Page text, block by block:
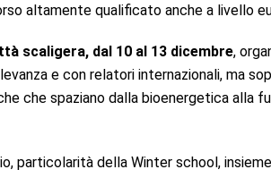
altamente qualificato anche a livello
scaligera, dal 10 al 13 dicembre,
e con relatori internazionali, ma
che spaziano dalla bioenergetica alla
particolarità della Winter school,